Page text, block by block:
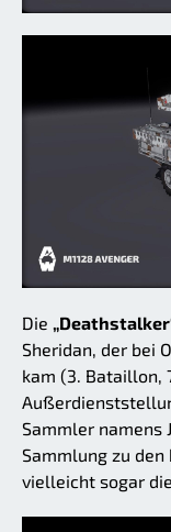
Die
Sheridan, der bei
kam (3. Bataillon,
Sammler namens
Sammlung zu
vielleicht sogar